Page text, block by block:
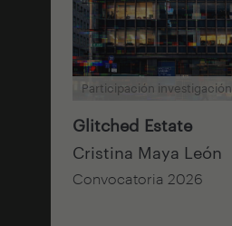
Participación investigación
Glitched Estate
Cristina Maya León
Convocatoria 2026